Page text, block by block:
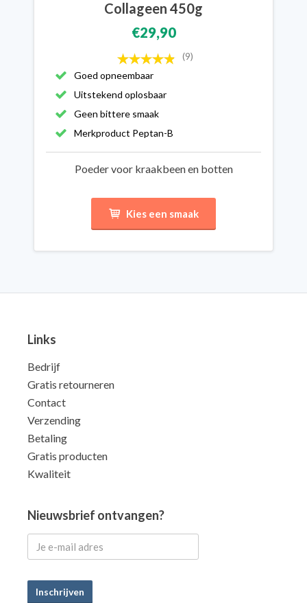
Collageen 450g
€29,90
(9)
Goed opneembaar
Uitstekend oplosbaar
Geen bittere smaak
Merkproduct Peptan-B
Poeder voor kraakbeen en botten
Kies een smaak
Links
Bedrijf
Gratis retourneren
Contact
Verzending
Betaling
Gratis producten
Kwaliteit
Nieuwsbrief ontvangen?
Inschrijven